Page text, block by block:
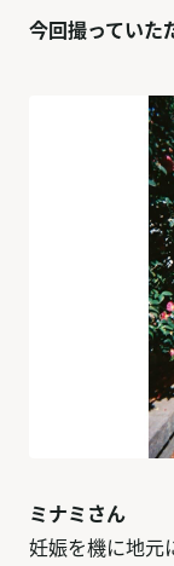
今回撮っていた
ミナミさん
妊娠を機に地元